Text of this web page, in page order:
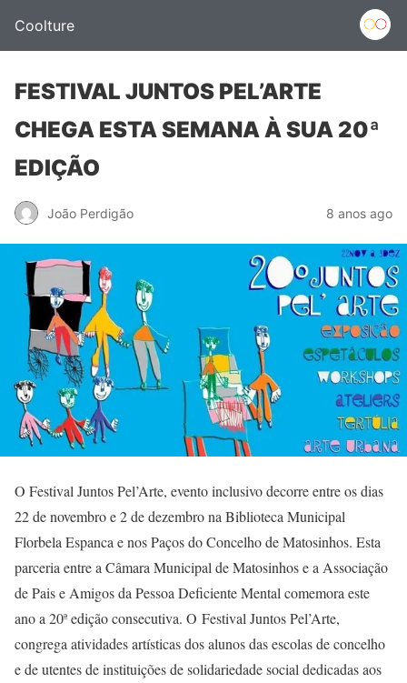
Coolture
FESTIVAL JUNTOS PEL’ARTE
CHEGA ESTA SEMANA À SUA 20ª
EDIÇÃO
João Perdigão 8 anos ago
O Festival Juntos Pel’Arte, evento inclusivo decorre entre os dias
22 de novembro e 2 de dezembro na Biblioteca Municipal
Florbela Espanca e nos Paços do Concelho de Matosinhos. Esta
parceria entre a Câmara Municipal de Matosinhos e a Associação
de Pais e Amigos da Pessoa Deficiente Mental comemora este
ano a 20ª edição consecutiva. O Festival Juntos Pel’Arte,
congrega atividades artísticas dos alunos das escolas de concelho
e de utentes de instituições de solidariedade social dedicadas aos